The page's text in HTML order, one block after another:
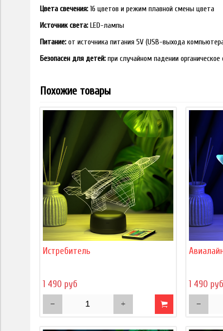
Цвета свечения: 16 цветов и режим плавной смены цвета
Источник света: LED-лампы
Питание: от источника питания 5V (USB-выхода
Безопасен для детей: при случайном падении
Похожие товары
Истребитель
1 490 руб 1 490 руб